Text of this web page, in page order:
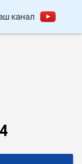
канал